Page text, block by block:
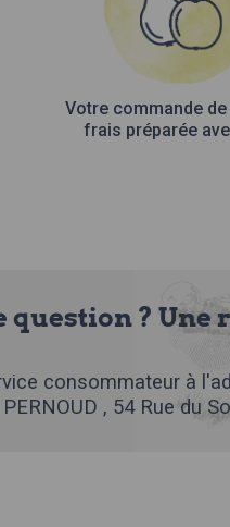
Votre commande
frais préparée
question ? Une
consommateur à
PERNOUD , 54 Rue du